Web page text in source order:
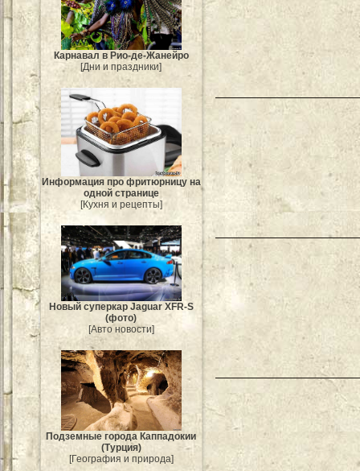
Карнавал в Рио-де-Жанейро
[Дни и праздники]
Информация про фритюрницу на
одной странице
[Кухня и рецепты]
Новый суперкар Jaguar XFR-S
(фото)
[Авто новости]
Подземные города Каппадокии
(Турция)
[География и природа]